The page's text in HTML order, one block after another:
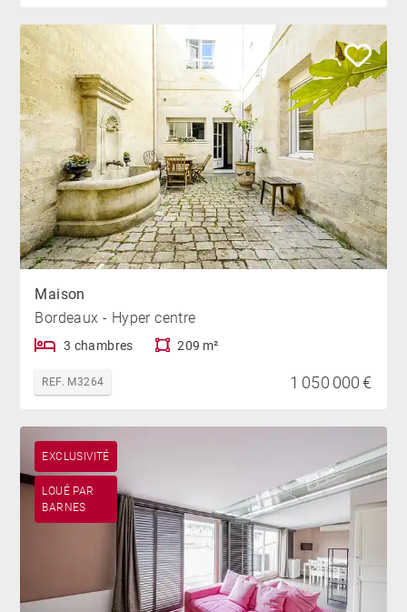
Maison
Bordeaux - Hyper centre
3 chambres 209 m²
REF. M3264 1 050 000 €
EXCLUSIVITÉ
LOUÉ PAR
BARNES